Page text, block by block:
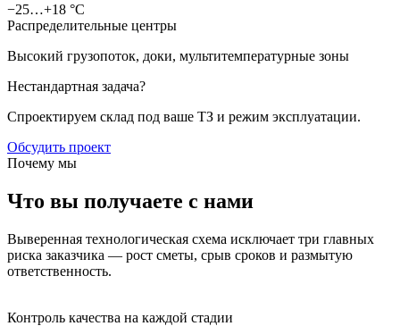
−25…+18 °C
Распределительные центры
Высокий грузопоток, доки, мультитемпературные зоны
Нестандартная задача?
Спроектируем склад под ваше ТЗ и режим эксплуатации.
Обсудить проект
Почему мы
Что вы получаете с нами
Выверенная технологическая схема исключает три главных
риска заказчика — рост сметы, срыв сроков и размытую
ответственность.
Контроль качества на каждой стадии